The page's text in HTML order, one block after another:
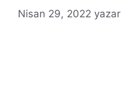
Nisan 29, 2022 yazar